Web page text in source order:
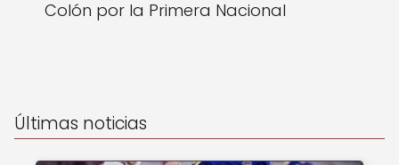
Colón por la Primera Nacional
Últimas noticias